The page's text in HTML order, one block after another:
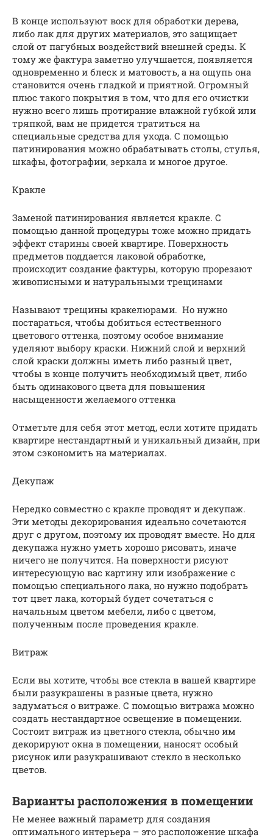
В конце используют воск для обработки дерева,
либо лак для других материалов, это защищает
слой от пагубных воздействий внешней среды. К
тому же фактура заметно улучшается, появляется
одновременно и блеск и матовость, а на ощупь она
становится очень гладкой и приятной. Огромный
плюс такого покрытия в том, что для его очистки
нужно всего лишь протирание влажной губкой или
тряпкой, вам не придется тратиться на
специальные средства для ухода. С помощью
патинирования можно обрабатывать столы, стулья,
шкафы, фотографии, зеркала и многое другое.
Кракле
Заменой патинирования является кракле. С
помощью данной процедуры тоже можно придать
эффект старины своей квартире. Поверхность
предметов поддается лаковой обработке,
происходит создание фактуры, которую прорезают
живописными и натуральными трещинами
Называют трещины кракелюрами. Но нужно
постараться, чтобы добиться естественного
цветового оттенка, поэтому особое внимание
уделяют выбору краски. Нижний слой и верхний
слой краски должны иметь либо разный цвет,
чтобы в конце получить необходимый цвет, либо
быть одинакового цвета для повышения
насыщенности желаемого оттенка
Отметьте для себя этот метод, если хотите придать
квартире нестандартный и уникальный дизайн, при
этом сэкономить на материалах.
Декупаж
Нередко совместно с кракле проводят и декупаж.
Эти методы декорирования идеально сочетаются
друг с другом, поэтому их проводят вместе. Но для
декупажа нужно уметь хорошо рисовать, иначе
ничего не получится. На поверхности рисуют
интересующую вас картину или изображение с
помощью специального лака, но нужно подобрать
тот цвет лака, который будет сочетаться с
начальным цветом мебели, либо с цветом,
полученным после проведения кракле.
Витраж
Если вы хотите, чтобы все стекла в вашей квартире
были разукрашены в разные цвета, нужно
задуматься о витраже. С помощью витража можно
создать нестандартное освещение в помещении.
Состоит витраж из цветного стекла, обычно им
декорируют окна в помещении, наносят особый
рисунок или разукрашивают стекло в несколько
цветов.
Варианты расположения в помещении
Не менее важный параметр для создания
оптимального интерьера – это расположение шкафа